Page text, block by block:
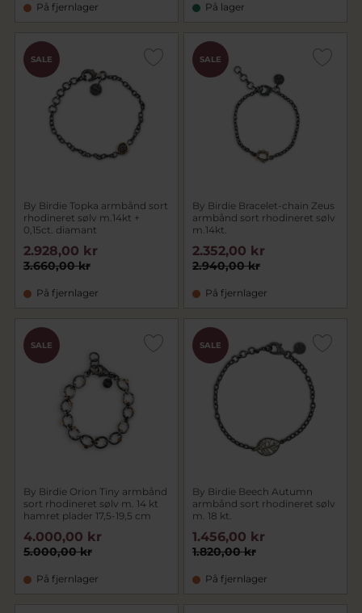
På fjernlager På lager
SALE
By Birdie Topka armbånd sort
rhodineret sølv m.14kt +
0,15ct. diamant
3.660,00 kr
2.928,00 kr
På fjernlager
SALE
By Birdie Bracelet-chain Zeus
armbånd sort rhodineret sølv
m.14kt.
2.940,00 kr
2.352,00 kr
På fjernlager
SALE
By Birdie Orion Tiny armbånd
sort rhodineret sølv m. 14 kt
hamret plader 17,5-19,5 cm
5.000,00 kr
4.000,00 kr
På fjernlager
SALE
By Birdie Beech Autumn
armbånd sort rhodineret sølv
m. 18 kt.
1.820,00 kr
1.456,00 kr
På fjernlager